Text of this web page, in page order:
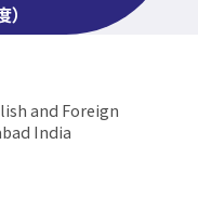
and Foreign
India